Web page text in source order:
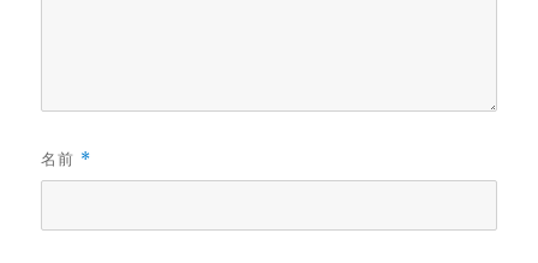
名前 *